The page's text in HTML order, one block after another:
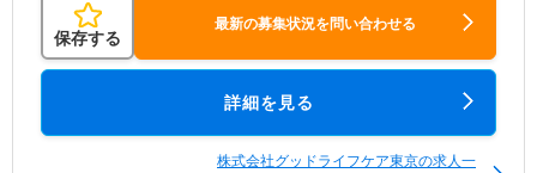
保存する
最新の募集状況を問い合わせる
詳細を見る
株式会社グッドライフケア東京の求人一